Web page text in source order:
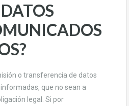
o transferencia de datos
que no sean a
legal. Si por